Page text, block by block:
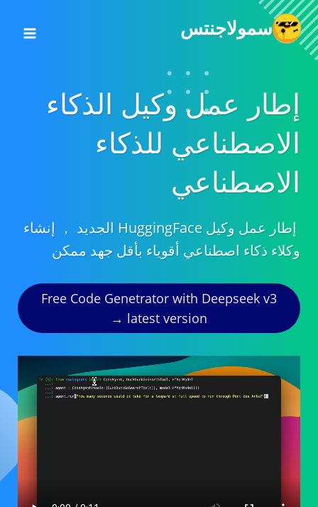
تخطي
إلى
المحتوى
سمولاجنتس
إطار عمل وكيل الذكاء
الاصطناعي للذكاء
الاصطناعي
إطار عمل وكيل HuggingFace الجديد ， إنشاء
وكلاء ذكاء اصطناعي أقوياء بأقل جهد ممكن
Free Code Genetrator with Deepseek v3
latest version →